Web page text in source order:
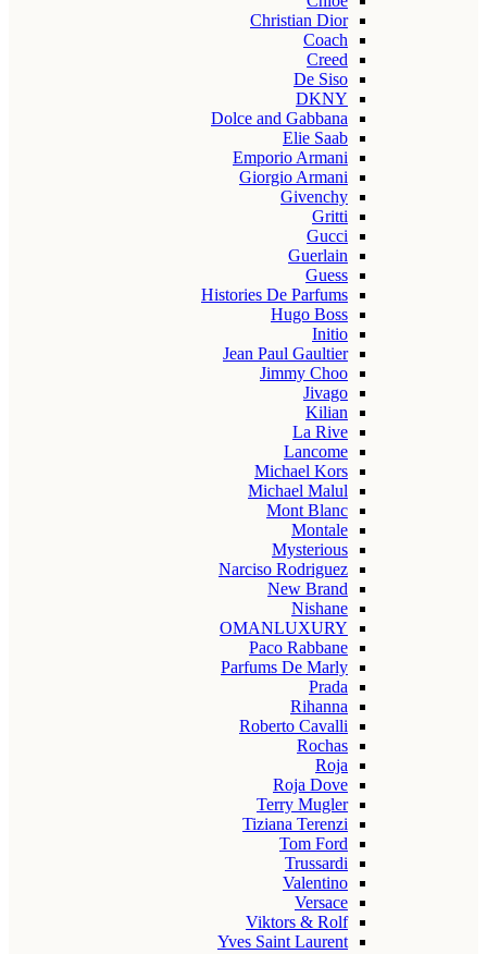
Christian Dior
Coach
Creed
De Siso
DKNY
Dolce and Gabbana
Elie Saab
Emporio Armani
Giorgio Armani
Givenchy
Gritti
Gucci
Guerlain
Guess
Histories De Parfums
Hugo Boss
Initio
Jean Paul Gaultier
Jimmy Choo
Jivago
Kilian
La Rive
Lancome
Michael Kors
Michael Malul
Mont Blanc
Montale
Mysterious
Narciso Rodriguez
New Brand
Nishane
OMANLUXURY
Paco Rabbane
Parfums De Marly
Prada
Rihanna
Roberto Cavalli
Rochas
Roja
Roja Dove
Terry Mugler
Tiziana Terenzi
Tom Ford
Trussardi
Valentino
Versace
Viktors & Rolf
Yves Saint Laurent